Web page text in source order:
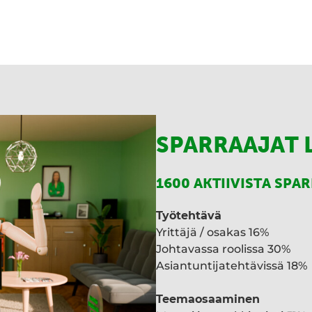
SPARRAAJAT
1600 AKTIIVISTA
Työtehtävä
Yrittäjä / osakas 16%
Johtavassa roolissa 30%
Asiantuntijatehtävissä 18%
Teemaosaaminen